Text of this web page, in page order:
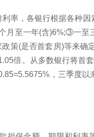
率，各银行根据各种
月至一年(含)6%;③一至
策(是否首套房)等来确
倍。从多数银行将首
，三季度